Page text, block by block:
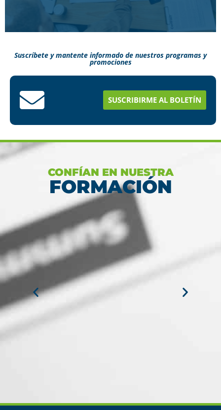
estudios en menos tiempo
Suscríbete y mantente informado de nuestros programas y
promociones
SUSCRIBIRME AL BOLETÍN
CONFÍAN EN NUESTRA
FORMACIÓN
CARPIO